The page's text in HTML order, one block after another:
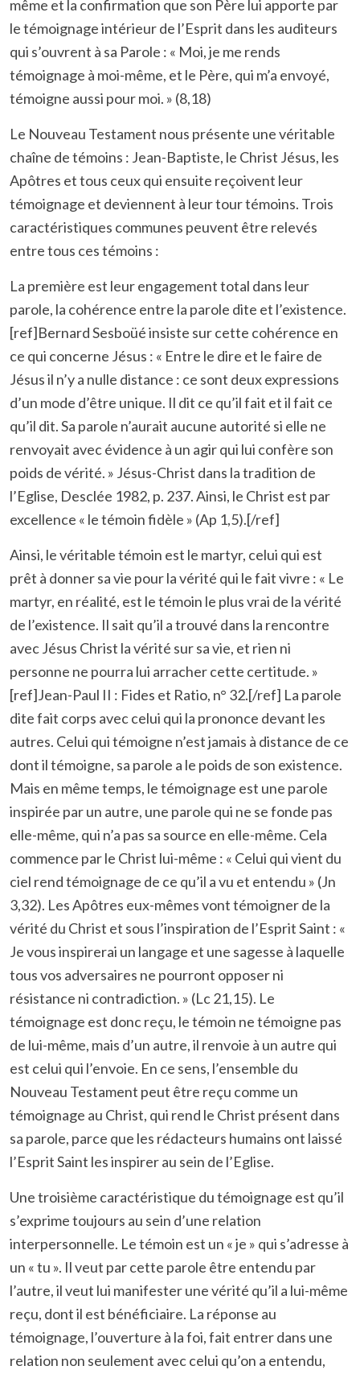
même et la confirmation que son Père lui apporte par
le témoignage intérieur de l’Esprit dans les auditeurs
qui s’ouvrent à sa Parole : « Moi, je me rends
témoignage à moi-même, et le Père, qui m’a envoyé,
témoigne aussi pour moi. » (8,18)
Le Nouveau Testament nous présente une véritable
chaîne de témoins : Jean-Baptiste, le Christ Jésus, les
Apôtres et tous ceux qui ensuite reçoivent leur
témoignage et deviennent à leur tour témoins. Trois
caractéristiques communes peuvent être relevés
entre tous ces témoins :
La première est leur engagement total dans leur
parole, la cohérence entre la parole dite et l’existence.
[ref]Bernard Sesboüé insiste sur cette cohérence en
ce qui concerne Jésus : « Entre le dire et le faire de
Jésus il n’y a nulle distance : ce sont deux expressions
d’un mode d’être unique. Il dit ce qu’il fait et il fait ce
qu’il dit. Sa parole n’aurait aucune autorité si elle ne
renvoyait avec évidence à un agir qui lui confère son
poids de vérité. » Jésus-Christ dans la tradition de
l’Eglise, Desclée 1982, p. 237. Ainsi, le Christ est par
excellence « le témoin fidèle » (Ap 1,5).[/ref]
Ainsi, le véritable témoin est le martyr, celui qui est
prêt à donner sa vie pour la vérité qui le fait vivre : « Le
martyr, en réalité, est le témoin le plus vrai de la vérité
de l’existence. Il sait qu’il a trouvé dans la rencontre
avec Jésus Christ la vérité sur sa vie, et rien ni
personne ne pourra lui arracher cette certitude. »
[ref]Jean-Paul II : Fides et Ratio, n° 32.[/ref] La parole
dite fait corps avec celui qui la prononce devant les
autres. Celui qui témoigne n’est jamais à distance de ce
dont il témoigne, sa parole a le poids de son existence.
Mais en même temps, le témoignage est une parole
inspirée par un autre, une parole qui ne se fonde pas
elle-même, qui n’a pas sa source en elle-même. Cela
commence par le Christ lui-même : « Celui qui vient du
ciel rend témoignage de ce qu’il a vu et entendu » (Jn
3,32). Les Apôtres eux-mêmes vont témoigner de la
vérité du Christ et sous l’inspiration de l’Esprit Saint : «
Je vous inspirerai un langage et une sagesse à laquelle
tous vos adversaires ne pourront opposer ni
résistance ni contradiction. » (Lc 21,15). Le
témoignage est donc reçu, le témoin ne témoigne pas
de lui-même, mais d’un autre, il renvoie à un autre qui
est celui qui l’envoie. En ce sens, l’ensemble du
Nouveau Testament peut être reçu comme un
témoignage au Christ, qui rend le Christ présent dans
sa parole, parce que les rédacteurs humains ont laissé
l’Esprit Saint les inspirer au sein de l’Eglise.
Une troisième caractéristique du témoignage est qu’il
s’exprime toujours au sein d’une relation
interpersonnelle. Le témoin est un « je » qui s’adresse à
un « tu ». Il veut par cette parole être entendu par
l’autre, il veut lui manifester une vérité qu’il a lui-même
reçu, dont il est bénéficiaire. La réponse au
témoignage, l’ouverture à la foi, fait entrer dans une
relation non seulement avec celui qu’on a entendu,